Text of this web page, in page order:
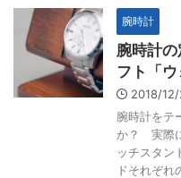
腕時計
腕時計
フト「
2018/
腕時計をテ
か？ 実際
ッチスタン
ドそれぞれ